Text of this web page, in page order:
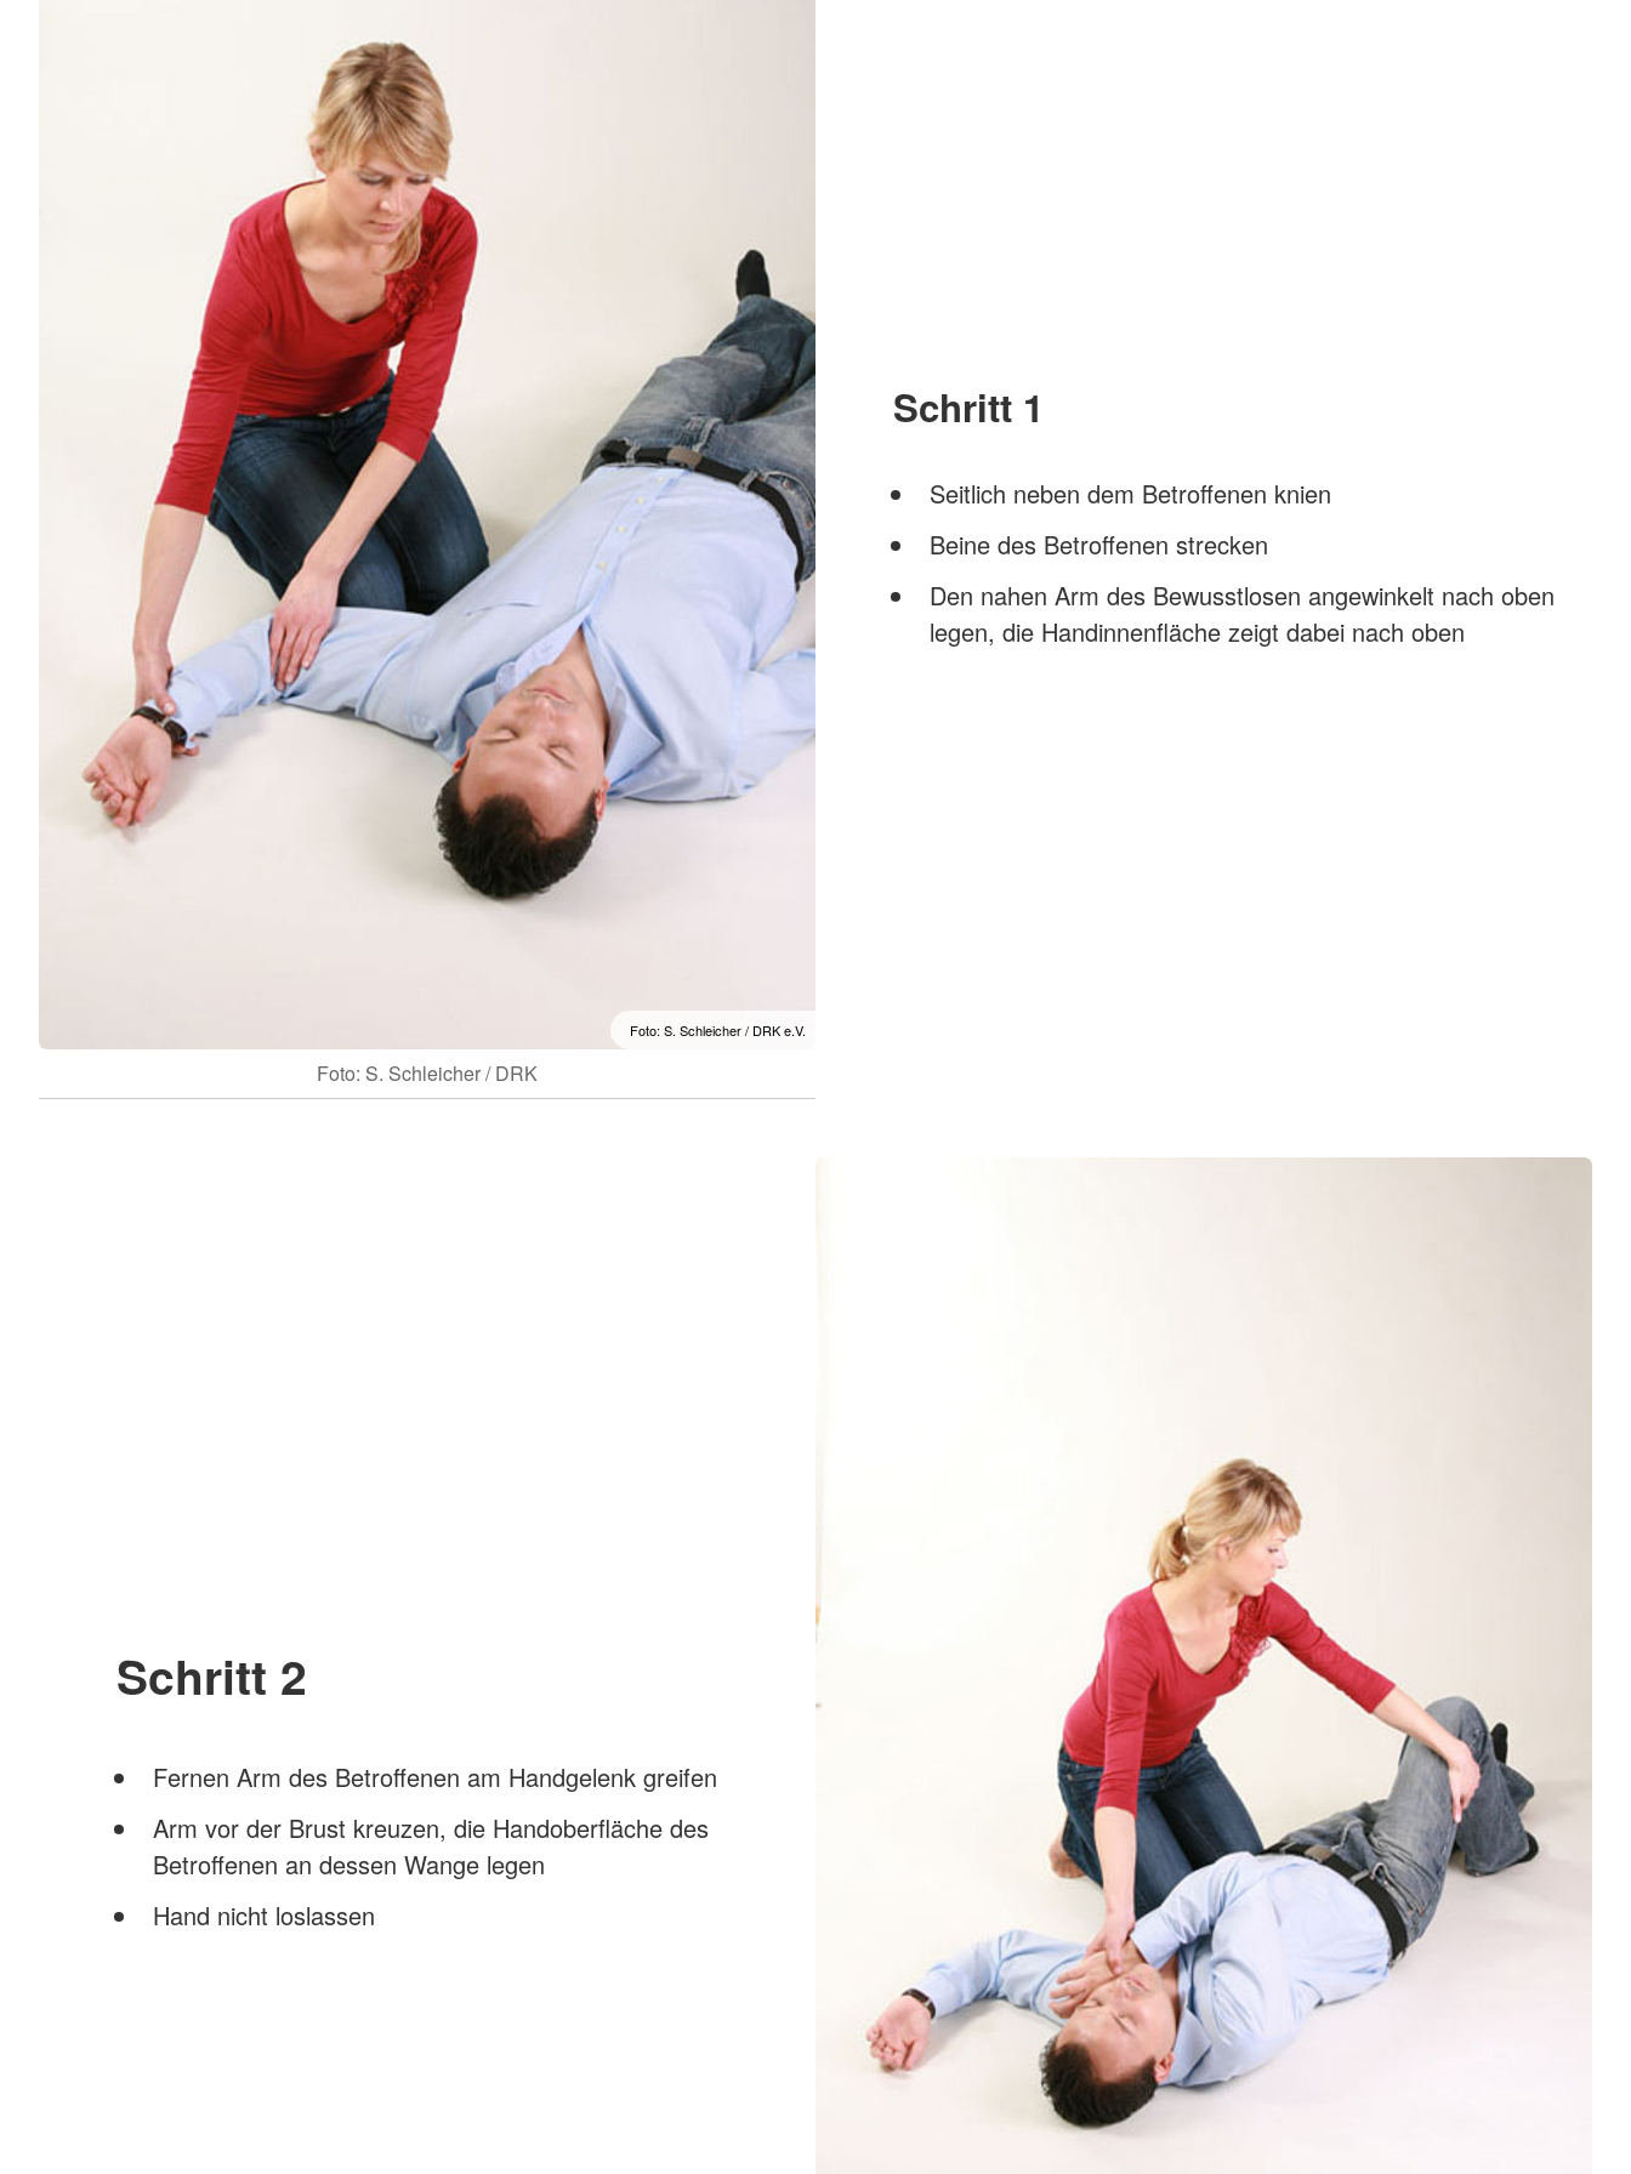
Foto: S. Schleicher / DRK e.V.
Foto: S. Schleicher / DRK
Schritt 1
Seitlich neben dem Betroffenen knien
Beine des Betroffenen strecken
Den nahen Arm des Bewusstlosen angewinkelt nach oben
legen, die Handinnenfläche zeigt dabei nach oben
Schritt 2
Fernen Arm des Betroffenen am Handgelenk greifen
Arm vor der Brust kreuzen, die Handoberfläche des
Betroffenen an dessen Wange legen
Hand nicht loslassen